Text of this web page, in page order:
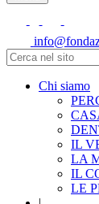
Chi siamo
IL
LA
IL
LE